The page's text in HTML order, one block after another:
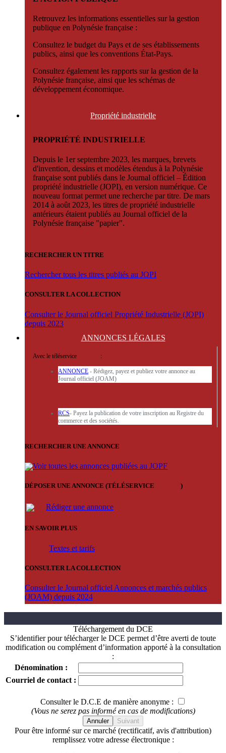
Retrouvez les informations essentielles sur la gestion
publique en Polynésie française :
Consultez le budget du Pays et de ses établissements
publics, ainsi que les conventions État-Pays.
Consultez également les rapports sur la gestion de la
Polynésie française, ainsi que les schémas de
développement économique.
Propriété industrielle
PROPRIÉTÉ INDUSTRIELLE
Depuis le 1er septembre 2023, les marques, brevets
d'invention, dessins et modèles étendus à la Polynésie
française sont publiés dans le Journal officiel – Édition
propriété industrielle (JOPI), en version numérique. Ce
nouveau format permet une recherche par titre. De mars
2014 à août 2023, les titres de propriété industrielle
antérieurs étaient publiés au Journal officiel de la
Polynésie française "papier".
RECHERCHER UN TITRE
Rechercher tous les titres publiés au JOPI
CONSULTER LA COLLECTION
Consulter le Journal officiel Propriété Industrielle (JOPI)
depuis 2023
ANNONCES LÉGALES
Avec le téléservice :
ANNONCE - Rédigez, payez et publiez votre annonce au
Journal officiel (JOAM)
RCS- Payez la publication de votre inscription au Registre du
commerce et des sociétés.
RECHERCHER UNE ANNONCE
Voir toutes les annonces publiées au JOPF
DÉPOSER UNE ANNONCE (TÉLÉSERVICE )
Rédiger une annonce
EN SAVOIR PLUS
Textes et tarifs
CONSULTER LA COLLECTION
Consulter le Journal officiel Annonces et marchés publics
(JOAM) depuis 2024
Téléchargement du DCE
S’identifier pour télécharger le DCE permet d’être averti de toute
modification ou complément d’information apporté à la consultation
:
Dénomination :
Courriel de contact :
Consulter le D.C.E de manière anonyme :
(Vous ne serez pas informé en cas de modifications)
Annuler Suivant
Pour être informé sur ce marché (rectificatif, avis d'attribution)
remplissez votre adresse électronique :